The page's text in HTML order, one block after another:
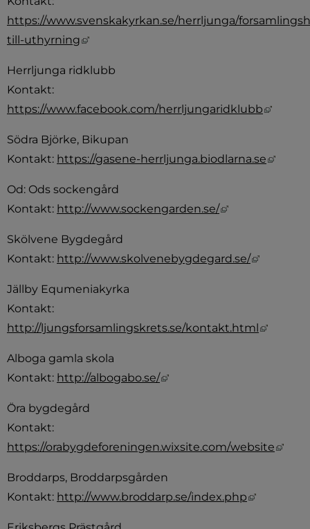
https://www.svenskakyrkan.se/herrljunga/
till-uthyrning
Länk till annan webbplats, öppnas i
Herrljunga ridklubb
https://www.facebook.com/herrljungaridklubb
Länk
Södra Björke, Bikupan
Kontakt: https://gasene-herrljunga.biodlarna.se Länk
Od: Ods sockengård
Kontakt: http://www.sockengarden.se/ Länk till
Skölvene Bygdegård
Kontakt: http://www.skolvenebygdegard.se/ Länk till
Jällby Equmeniakyrka
http://ljungsforsamlingskrets.se/kontakt.html
Länk
Alboga gamla skola
Kontakt: http://albogabo.se/ Länk till annan
Öra bygdegård
https://orabygdeforeningen.wixsite.com/website
Broddarps, Broddarpsgården
Kontakt: http://www.broddarp.se/index.php Länk till